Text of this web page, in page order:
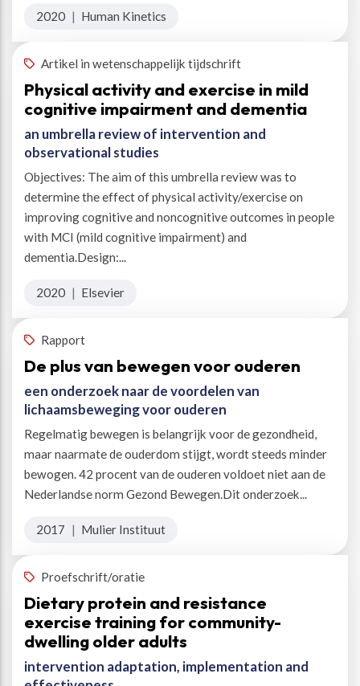
2020 | Human Kinetics
Artikel in wetenschappelijk tijdschrift
Physical activity and exercise in mild
cognitive impairment and dementia
an umbrella review of intervention and
observational studies
Objectives: The aim of this umbrella review was to
determine the effect of physical activity/exercise on
improving cognitive and noncognitive outcomes in people
with MCI (mild cognitive impairment) and
dementia.Design:...
2020 | Elsevier
Rapport
De plus van bewegen voor ouderen
een onderzoek naar de voordelen van
lichaamsbeweging voor ouderen
Regelmatig bewegen is belangrijk voor de gezondheid,
maar naarmate de ouderdom stijgt, wordt steeds minder
bewogen. 42 procent van de ouderen voldoet niet aan de
Nederlandse norm Gezond Bewegen.Dit onderzoek...
2017 | Mulier Instituut
Proefschrift/oratie
Dietary protein and resistance
exercise training for community-
dwelling older adults
intervention adaptation, implementation and